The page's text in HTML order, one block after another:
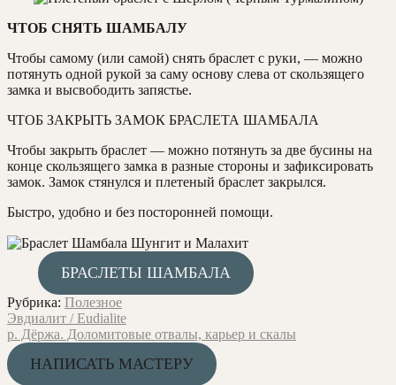
ЧТОБ СНЯТЬ ШАМБАЛУ
Чтобы самому (или самой) снять браслет с руки, — можно
потянуть одной рукой за саму основу слева от скользящего
замка и высвободить запястье.
ЧТОБ ЗАКРЫТЬ ЗАМОК БРАСЛЕТА ШАМБАЛА
Чтобы закрыть браслет — можно потянуть за две бусины на
конце скользящего замка в разные стороны и зафиксировать
замок. Замок стянулся и плетеный браслет закрылся.
Быстро, удобно и без посторонней помощи.
БРАСЛЕТЫ ШАМБАЛА
Рубрика: Полезное
Навигация
по
записям
Предыдущая
запись:
Эвдиалит / Eudialite
Следующая
запись:
р. Дёржа. Доломитовые отвалы, карьер и скалы
НАПИСАТЬ МАСТЕРУ